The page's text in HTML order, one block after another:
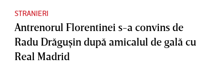
STRANIERI
Antrenorul Florentinei s-a convins de
Radu Drăguşin după amicalul de gală cu
Real Madrid